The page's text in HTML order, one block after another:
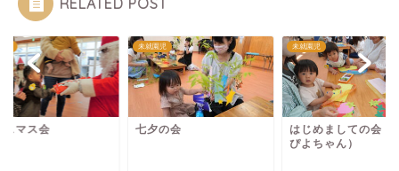
スマス会
未就園児
七夕の会
未就園児
はじめましての会（
ぴよちゃん）